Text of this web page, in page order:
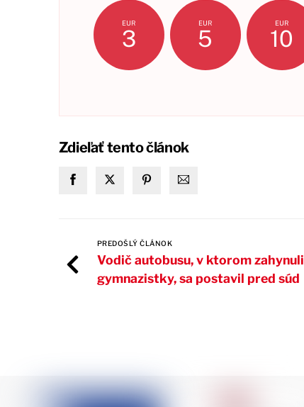
EUR
3
EUR
5
EUR
10
Zdieľať tento článok
PREDOŠLÝ ČLÁNOK
Vodič autobusu, v ktorom zahynuli
gymnazistky, sa postavil pred súd